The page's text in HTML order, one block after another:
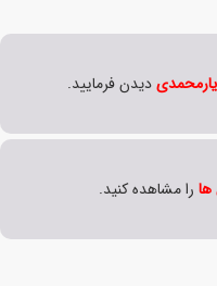
دیدن فرمایید.
ها را مشاهده کنید.